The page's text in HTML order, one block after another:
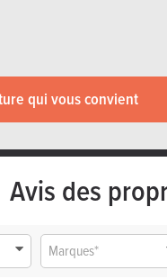
qui vous convient
Avis des
Marques*